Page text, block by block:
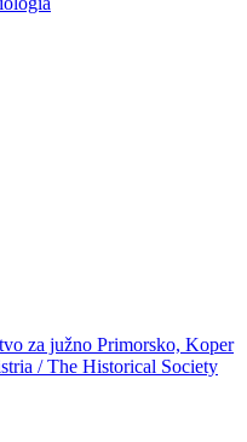
za južno Primorsko, Koper
/ The Historical Society